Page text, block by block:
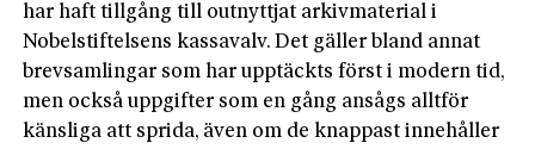
har haft tillgång till outnyttjat arkivmaterial i
Nobelstiftelsens kassavalv. Det gäller bland annat
brevsamlingar som har upptäckts först i modern tid,
men också uppgifter som en gång ansågs alltför
känsliga att sprida, även om de knappast innehåller